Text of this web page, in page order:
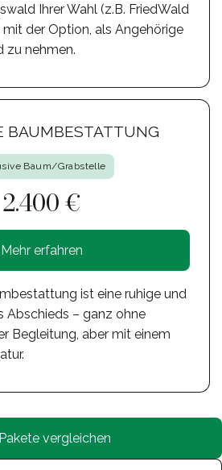
Ihrer Wahl (z.B. FriedWald
der Option, als Angehörige
zu nehmen.
BAUMBESTATTUNG
Baum/Grabstelle
2.400 €
Mehr erfahren
ist eine ruhige und
Abschieds – ganz ohne
Begleitung, aber mit einem
vergleichen